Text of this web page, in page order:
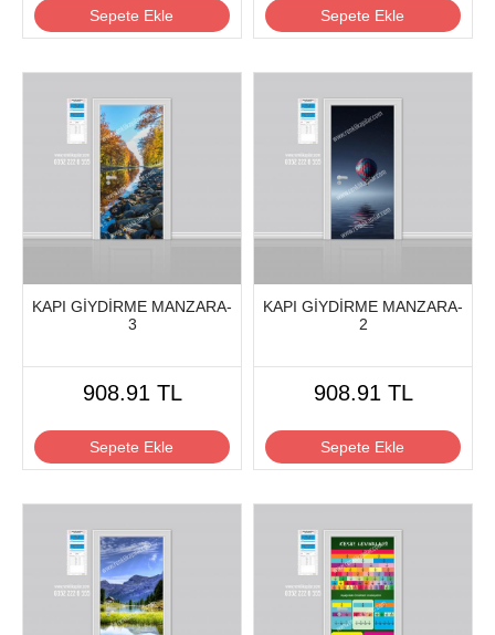
Sepete Ekle Sepete Ekle
KAPI GİYDİRME MANZARA-
3
908.91 TL
Sepete Ekle
KAPI GİYDİRME MANZARA-
2
908.91 TL
Sepete Ekle